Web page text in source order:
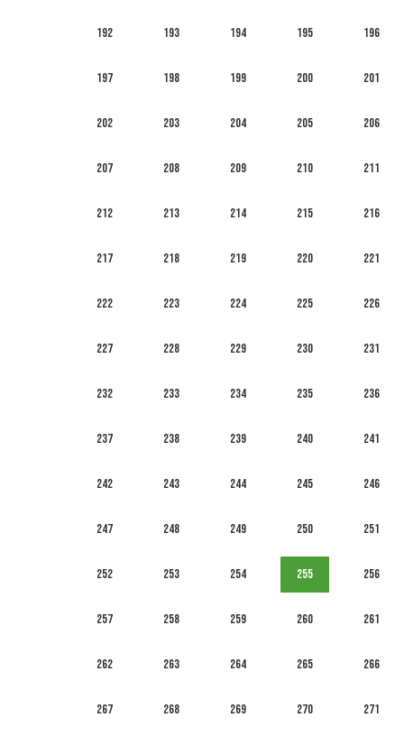
192 193 194 195 196
197 198 199 200 201
202 203 204 205 206
207 208 209 210 211
212 213 214 215 216
217 218 219 220 221
222 223 224 225 226
227 228 229 230 231
232 233 234 235 236
237 238 239 240 241
242 243 244 245 246
247 248 249 250 251
252 253 254 255 256
257 258 259 260 261
262 263 264 265 266
267 268 269 270 271